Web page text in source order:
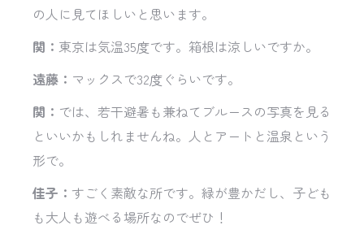
の人に見てほしいと思います。
関： 東京は気温35度です。箱根は涼しいですか。
遠藤： マックスで32度ぐらいです。
関： では、若干避暑も兼ねてブルースの写真を見る
といいかもしれませんね。人とアートと温泉という
形で。
佳子： すごく素敵な所です。緑が豊かだし、子ども
も大人も遊べる場所なのでぜひ！